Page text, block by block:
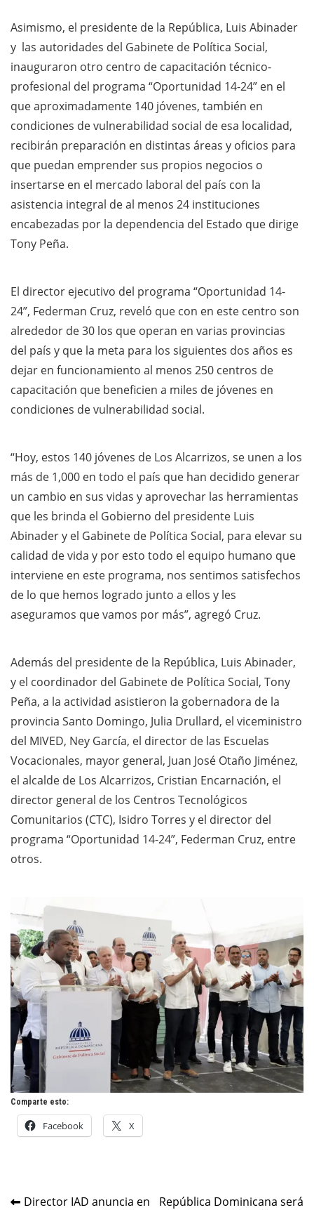
Asimismo, el presidente de la República, Luis Abinader
y las autoridades del Gabinete de Política Social,
inauguraron otro centro de capacitación técnico-
profesional del programa “Oportunidad 14-24” en el
que aproximadamente 140 jóvenes, también en
condiciones de vulnerabilidad social de esa localidad,
recibirán preparación en distintas áreas y oficios para
que puedan emprender sus propios negocios o
insertarse en el mercado laboral del país con la
asistencia integral de al menos 24 instituciones
encabezadas por la dependencia del Estado que dirige
Tony Peña.
El director ejecutivo del programa “Oportunidad 14-
24”, Federman Cruz, reveló que con en este centro son
alrededor de 30 los que operan en varias provincias
del país y que la meta para los siguientes dos años es
dejar en funcionamiento al menos 250 centros de
capacitación que beneficien a miles de jóvenes en
condiciones de vulnerabilidad social.
“Hoy, estos 140 jóvenes de Los Alcarrizos, se unen a los
más de 1,000 en todo el país que han decidido generar
un cambio en sus vidas y aprovechar las herramientas
que les brinda el Gobierno del presidente Luis
Abinader y el Gabinete de Política Social, para elevar su
calidad de vida y por esto todo el equipo humano que
interviene en este programa, nos sentimos satisfechos
de lo que hemos logrado junto a ellos y les
aseguramos que vamos por más”, agregó Cruz.
Además del presidente de la República, Luis Abinader,
y el coordinador del Gabinete de Política Social, Tony
Peña, a la actividad asistieron la gobernadora de la
provincia Santo Domingo, Julia Drullard, el viceministro
del MIVED, Ney García, el director de las Escuelas
Vocacionales, mayor general, Juan José Otaño Jiménez,
el alcalde de Los Alcarrizos, Cristian Encarnación, el
director general de los Centros Tecnológicos
Comunitarios (CTC), Isidro Torres y el director del
programa “Oportunidad 14-24”, Federman Cruz, entre
otros.
Comparte esto:
Facebook X
Navegación
Director IAD anuncia en
República Dominicana será